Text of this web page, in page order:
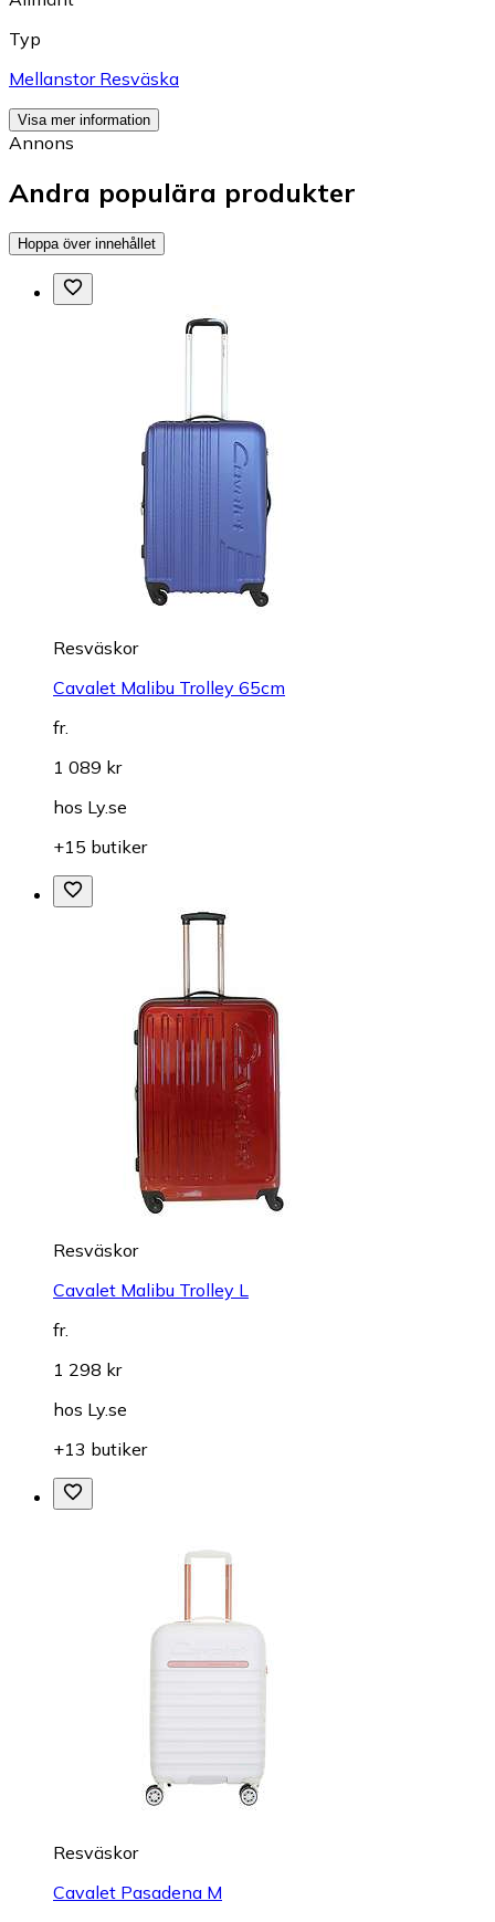
Typ
Mellanstor Resväska
Visa mer information
Annons
Andra populära produkter
Hoppa över innehållet
Resväskor
Cavalet Malibu Trolley 65cm
fr.
1 089 kr
hos Ly.se
+15 butiker
Resväskor
Cavalet Malibu Trolley L
fr.
1 298 kr
hos Ly.se
+13 butiker
Resväskor
Cavalet Pasadena M